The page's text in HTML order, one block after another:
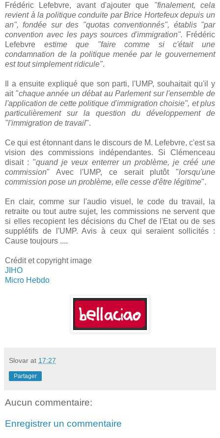
Frédéric Lefebvre, avant d'ajouter que "finalement, cela
revient à la politique conduite par Brice Hortefeux depuis un
an", fondée sur des "quotas conventionnés", établis "par
convention avec les pays sources d'immigration". Frédéric
Lefebvre estime que "faire comme si c'était une
condamnation de la politique menée par le gouvernement
est tout simplement ridicule".
Il a ensuite expliqué que son parti, l'UMP, souhaitait qu'il y
ait "chaque année un débat au Parlement sur l'ensemble de
l'application de cette politique d'immigration choisie", et plus
particulièrement sur la question du développement de
"l'immigration de travail".
Ce qui est étonnant dans le discours de M. Lefebvre, c'est sa
vision des commissions indépendantes. Si Clémenceau
disait : "quand je veux enterrer un problème, je créé une
commission" Avec l'UMP, ce serait plutôt "lorsqu'une
commission pose un problème, elle cesse d'être légitime".
En clair, comme sur l'audio visuel, le code du travail, la
retraite ou tout autre sujet, les commissions ne servent que
si elles recopient les décisions du Chef de l'Etat ou de ses
supplétifs de l'UMP. Avis à ceux qui seraient sollicités :
Cause toujours ....
Crédit et copyright image
JIHO
Micro Hebdo
Slovar at 17:27
Partager
Aucun commentaire:
Enregistrer un commentaire